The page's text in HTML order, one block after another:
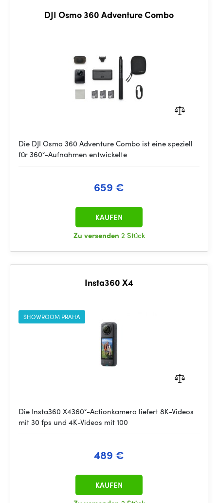
DJI Osmo 360 Adventure Combo
Die DJI Osmo 360 Adventure Combo ist eine speziell
für 360°-Aufnahmen entwickelte
659 €
Zu versenden 2 Stück
KAUFEN
Insta360 X4
SHOWROOM PRAHA
Die Insta360 X4360°-Actionkamera liefert 8K-Videos
mit 30 fps und 4K-Videos mit 100
489 €
KAUFEN